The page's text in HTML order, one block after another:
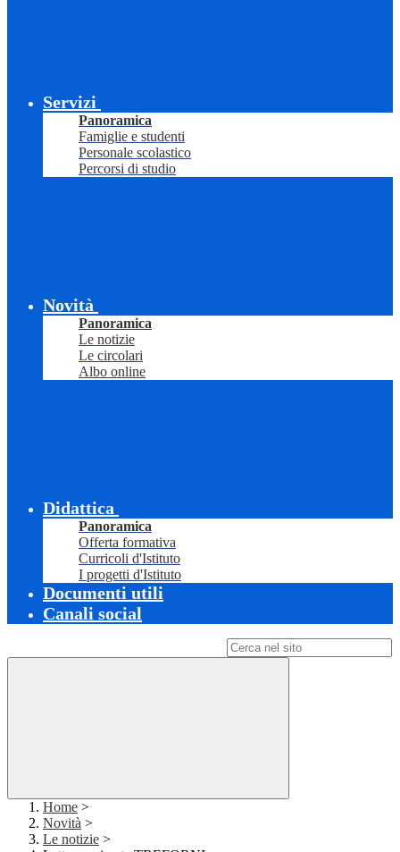
Servizi
Panoramica
Famiglie e studenti
Personale scolastico
Percorsi di studio
Novità
Panoramica
Le notizie
Le circolari
Albo online
Didattica
Panoramica
Offerta formativa
Curricoli d'Istituto
I progetti d'Istituto
Documenti utili
Canali social
Home >
Novità >
Le notizie >